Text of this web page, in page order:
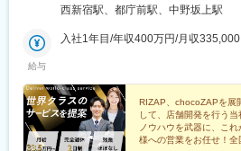
西新宿駅、都庁前駅、中野坂上駅
給与
入社1年目/年収400万円/月収335,000
RIZAP、chocoZAPを展
して、店舗開発を行う
ノウハウを武器に、こ
様への営業をお任せ！全